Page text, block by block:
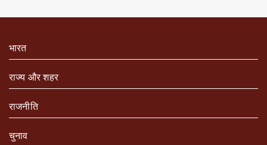
भारत
राज्य और शहर
राजनीति
चुनाव